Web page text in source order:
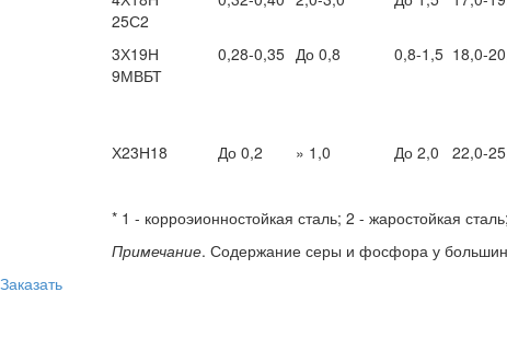
25С2
3Х19Н
9МВБТ
0,28-0,35 До 0,8 0,8-1,5 18,0-
Х23Н18 До 0,2 » 1,0 До 2,0 22,0-
* 1 - корроэионностойкая сталь; 2 - жаростойкая
Примечание. Содержание серы и фосфора у
Заказать